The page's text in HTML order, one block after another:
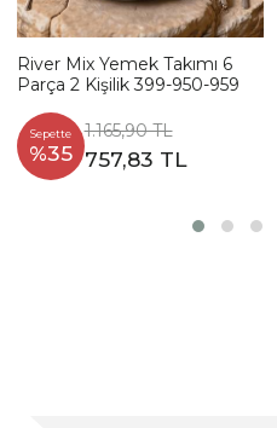
River Mix Yemek Takımı 6
Parça 2 Kişilik 399-950-959
Sepette
%35
1.165,90 TL
757,83 TL